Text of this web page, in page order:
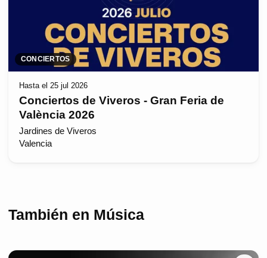
CONCIERTOS
Hasta el 25 jul 2026
Conciertos de Viveros - Gran Feria de
València 2026
Jardines de Viveros
Valencia
También en Música